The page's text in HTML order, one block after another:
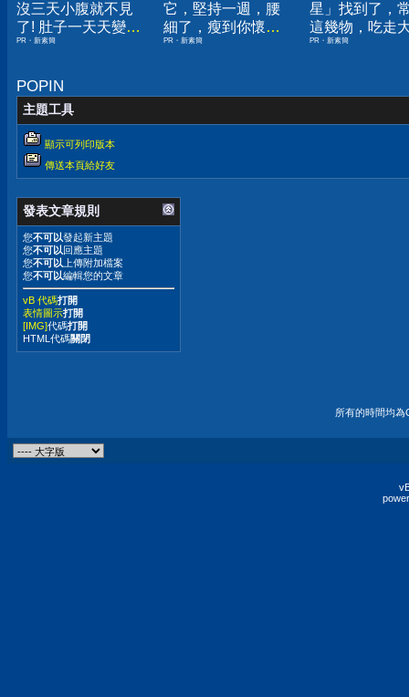
沒三天小腹就不見
了! 肚子一天天變
小！
PR・新素簡
它，堅持一週，腰
細了，瘦到你懷疑
人生
PR・新素簡
星」找到了，
這幾物，吃走
囊，瘦出小蠻
PR・新素簡
POPIN
主題工具
顯示可列印版本
傳送本頁給好友
發表文章規則
您不可以發起新主題
您不可以回應主題
您不可以 上傳附加檔案
您不可以編輯您的文章
vB 代碼打開
表情圖示打開
[IMG]代碼打開
HTML代碼關閉
所有的時間均為